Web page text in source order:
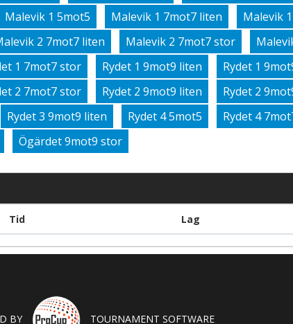
Malevik 1 5mot5 Malevik 1 7mot7 liten
Malevik
2 7mot7 liten Malevik 2 7mot7 stor
1 7mot7 stor Rydet 1 9mot9 liten
Rydet 1
2 7mot7 stor Rydet 2 9mot9 liten
Rydet 2
Rydet 3 9mot9 liten Rydet 4 5mot5
Rydet 4
Ögärdet 9mot9 stor
Tid Lag
BY TOURNAMENT SOFTWARE